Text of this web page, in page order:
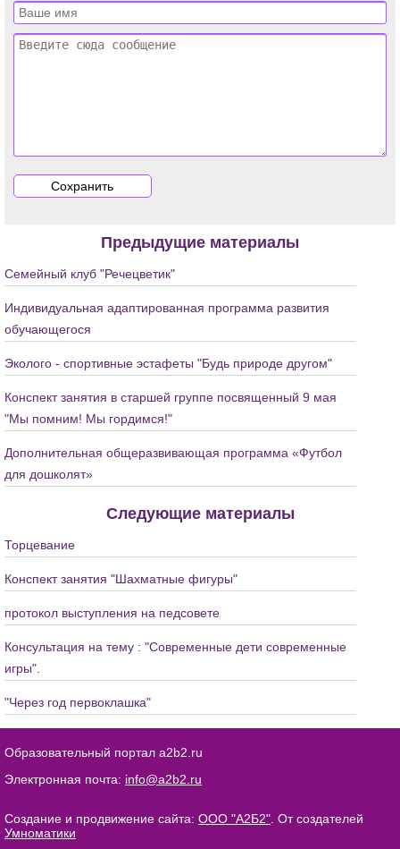
Предыдущие материалы
Семейный клуб "Речецветик"
Индивидуальная адаптированная программа развития
обучающегося
Эколого - спортивные эстафеты "Будь природе другом"
Конспект занятия в старшей группе посвященный 9 мая
"Мы помним! Мы гордимся!"
Дополнительная общеразвивающая программа «Футбол
для дошколят»
Следующие материалы
Торцевание
Конспект занятия "Шахматные фигуры"
протокол выступления на педсовете
Консультация на тему : "Современные дети современные
игры".
"Через год первоклашка"
Образовательный портал a2b2.ru
Электронная почта: info@a2b2.ru
Создание и продвижение сайта: ООО "А2Б2" . От создателей
Умноматики